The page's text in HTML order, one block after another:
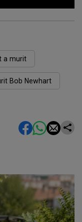
a murit
Bob Newhart